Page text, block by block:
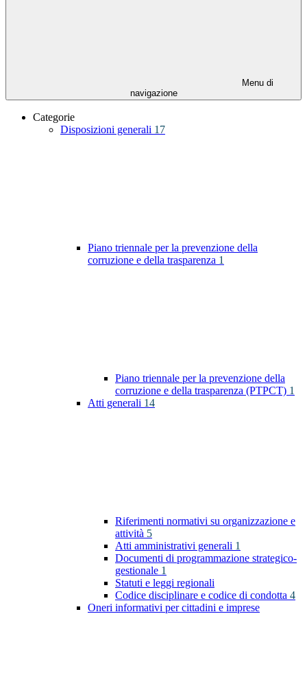
Menu di
navigazione
Categorie
Disposizioni generali 17
Piano triennale per la prevenzione della
corruzione e della trasparenza 1
Piano triennale per la prevenzione della
corruzione e della trasparenza (PTPCT) 1
Atti generali 14
Riferimenti normativi su organizzazione e
attività 5
Atti amministrativi generali 1
Documenti di programmazione strategico-
gestionale 1
Statuti e leggi regionali
Codice disciplinare e codice di condotta 4
Oneri informativi per cittadini e imprese